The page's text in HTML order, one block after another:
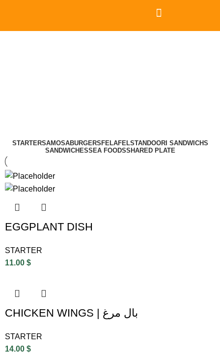
STARTERSAMOSABURGERS FELAFELSTANDOORI SANDWICHS
SANDWICHESSEA FOODSSHARED PLATE
EGGPLANT DISH
STARTER
11.00$
CHICKEN WINGS | بال مرغ
STARTER
14.00$